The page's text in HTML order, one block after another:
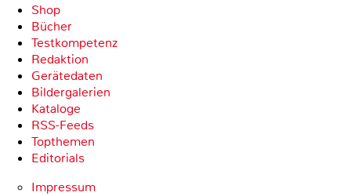
Shop
Bücher
Testkompetenz
Redaktion
Gerätedaten
Bildergalerien
Kataloge
RSS-Feeds
Topthemen
Editorials
Impressum